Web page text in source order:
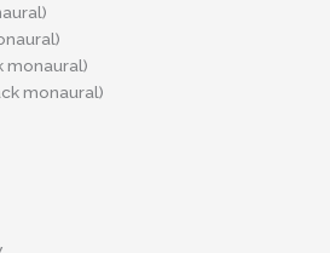
monaural)
monaural)